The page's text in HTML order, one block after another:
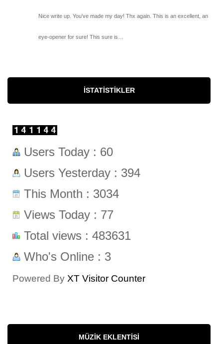
Nice write up. You've made my day! Thx again. This is an excellent, an
eye-opener for sure! This sure is…
İSTATISTIKLER
Users Today : 60
Users Yesterday : 394
This Month : 3034
Views Today : 77
Total views : 483631
Who's Online : 3
Powered By XT Visitor Counter
MÜZIK EKLENTISI